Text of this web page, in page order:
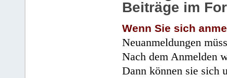
Beiträge im
Wenn Sie sich
Neuanmeldungen
Nach dem Anmelden
Dann können sie sich